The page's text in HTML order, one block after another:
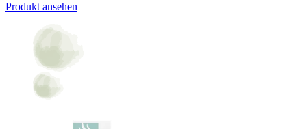
Produkt ansehen